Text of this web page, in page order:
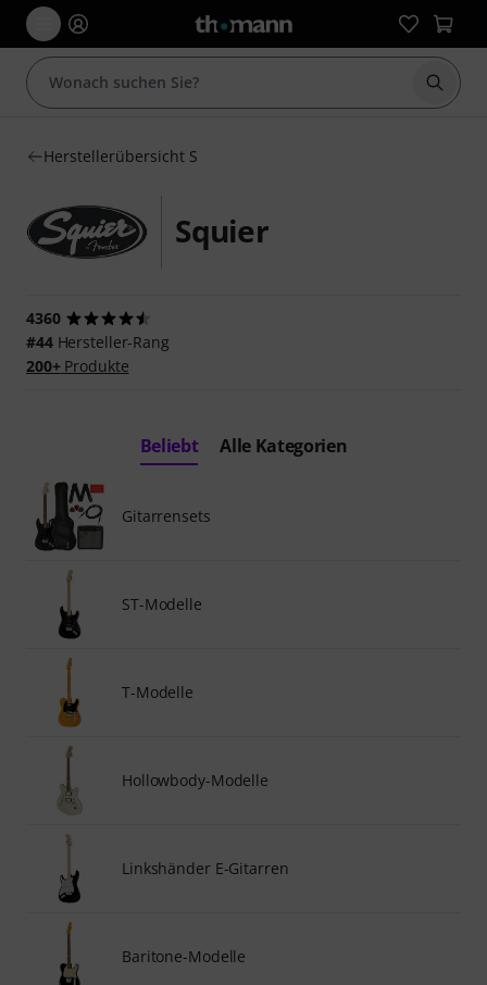
Suche
Herstellerübersicht S
Squier
4360
#44Hersteller-Rang
200+Produkte
Beliebt Alle Kategorien
Gitarrensets
ST-Modelle
T-Modelle
Hollowbody-Modelle
Linkshänder E-Gitarren
Baritone-Modelle